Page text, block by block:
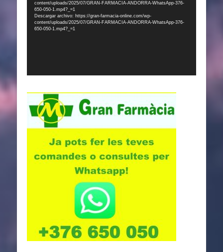
vídeo
content/uploads/2025/07/GRAN-FARMACIA-ANDORRA-WhatsApp-376-
650-050-1.mp4?_=1
Descargar archivo: https://gran-farmacia-online.com/wp-
content/uploads/2025/07/GRAN-FARMACIA-ANDORRA-WhatsApp-376-
650-050-1.mp4?_=1